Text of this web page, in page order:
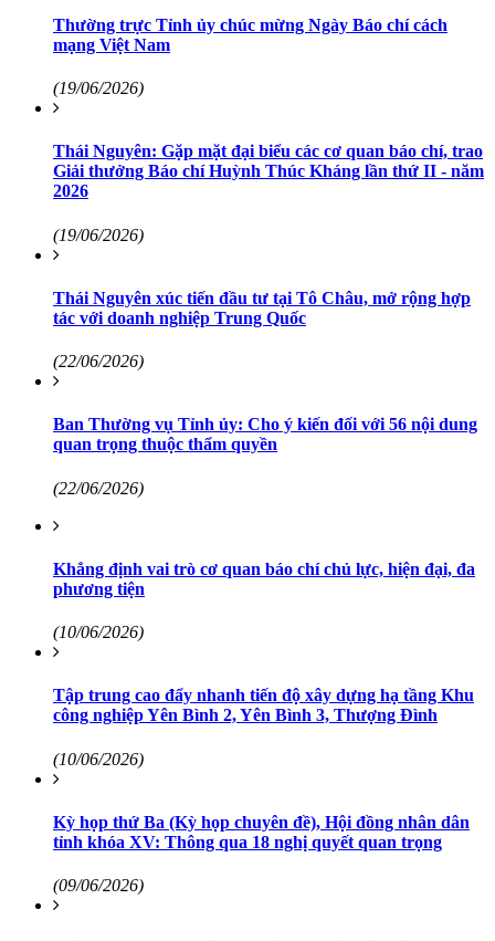
Thường trực Tỉnh ủy chúc mừng Ngày Báo chí cách
mạng Việt Nam
(19/06/2026)
Thái Nguyên: Gặp mặt đại biểu các cơ quan báo chí, trao
Giải thưởng Báo chí Huỳnh Thúc Kháng lần thứ II - năm
2026
(19/06/2026)
Thái Nguyên xúc tiến đầu tư tại Tô Châu, mở rộng hợp
tác với doanh nghiệp Trung Quốc
(22/06/2026)
Ban Thường vụ Tỉnh ủy: Cho ý kiến đối với 56 nội dung
quan trọng thuộc thẩm quyền
(22/06/2026)
Khẳng định vai trò cơ quan báo chí chủ lực, hiện đại, đa
phương tiện
(10/06/2026)
Tập trung cao đẩy nhanh tiến độ xây dựng hạ tầng Khu
công nghiệp Yên Bình 2, Yên Bình 3, Thượng Đình
(10/06/2026)
Kỳ họp thứ Ba (Kỳ họp chuyên đề), Hội đồng nhân dân
tỉnh khóa XV: Thông qua 18 nghị quyết quan trọng
(09/06/2026)